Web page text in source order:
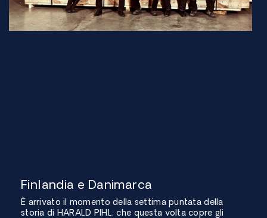
Finlandia e Danimarca
È arrivato il momento della settima puntata della
storia di HARALD PIHL, che questa volta copre gli